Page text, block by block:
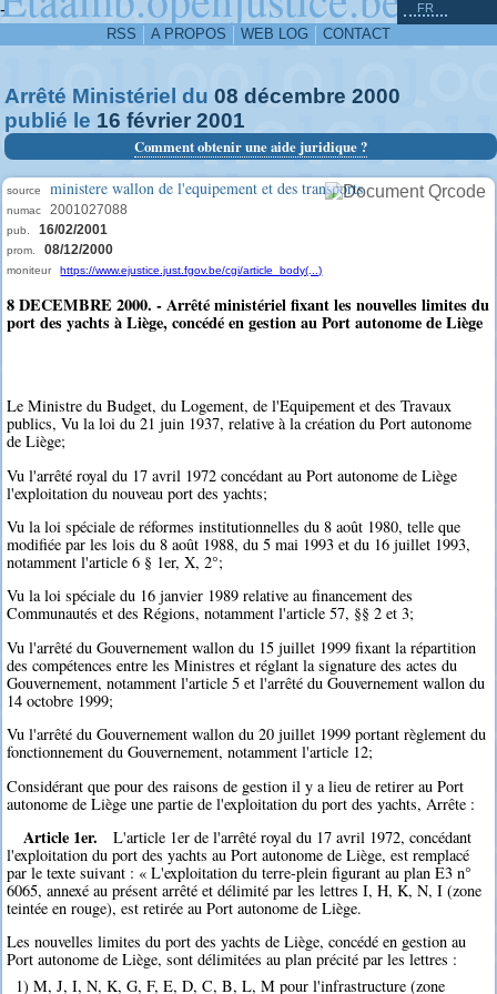
-
RSS A PROPOS WEB LOG CONTACT
FR
Arrêté Ministériel du 08 décembre 2000
publié le 16 février 2001
Comment obtenir une aide juridique ?
source ministere wallon de l'equipement et des transports
numac 2001027088
pub. 16/02/2001
prom. 08/12/2000
moniteur https://www.ejustice.just.fgov.be/cgi/article_body(...)
8 DECEMBRE 2000. - Arrêté ministériel fixant les nouvelles limites du
port des yachts à Liège, concédé en gestion au Port autonome de Liège
Le Ministre du Budget, du Logement, de l'Equipement et des Travaux
publics, Vu la loi du 21 juin 1937, relative à la création du Port autonome
de Liège;
Vu l'arrêté royal du 17 avril 1972 concédant au Port autonome de Liège
l'exploitation du nouveau port des yachts;
Vu la loi spéciale de réformes institutionnelles du 8 août 1980, telle que
modifiée par les lois du 8 août 1988, du 5 mai 1993 et du 16 juillet 1993,
notamment l'article 6 § 1er, X, 2°;
Vu la loi spéciale du 16 janvier 1989 relative au financement des
Communautés et des Régions, notamment l'article 57, §§ 2 et 3;
Vu l'arrêté du Gouvernement wallon du 15 juillet 1999 fixant la répartition
des compétences entre les Ministres et réglant la signature des actes du
Gouvernement, notamment l'article 5 et l'arrêté du Gouvernement wallon du
14 octobre 1999;
Vu l'arrêté du Gouvernement wallon du 20 juillet 1999 portant règlement du
fonctionnement du Gouvernement, notamment l'article 12;
Considérant que pour des raisons de gestion il y a lieu de retirer au Port
autonome de Liège une partie de l'exploitation du port des yachts, Arrête :
Article 1er.
L'article 1er de l'arrêté royal du 17 avril 1972, concédant
l'exploitation du port des yachts au Port autonome de Liège, est remplacé
par le texte suivant : « L'exploitation du terre-plein figurant au plan E3 n°
6065, annexé au présent arrêté et délimité par les lettres I, H, K, N, I (zone
teintée en rouge), est retirée au Port autonome de Liège.
Les nouvelles limites du port des yachts de Liège, concédé en gestion au
Port autonome de Liège, sont délimitées au plan précité par les lettres :
1) M, J, I, N, K, G, F, E, D, C, B, L, M pour l'infrastructure (zone
^